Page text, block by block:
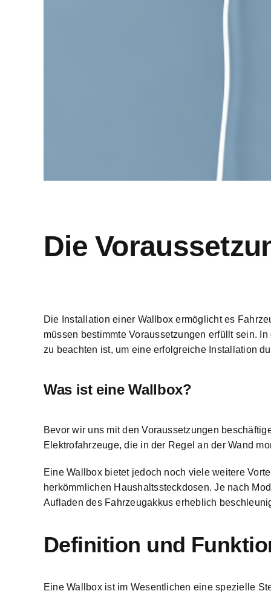
Die
Die Installation einer Wallbox ermöglicht es
müssen bestimmte Voraussetzungen erfüllt sein.
zu beachten ist, um eine erfolgreiche Installation
Was ist eine Wallbox?
Bevor wir uns mit den Voraussetzungen
Elektrofahrzeuge, die in der Regel an der Wand
Eine Wallbox bietet jedoch noch viele weitere
herkömmlichen Haushaltssteckdosen. Je nach
Aufladen des Fahrzeugakkus erheblich
Definition und
Eine Wallbox ist im Wesentlichen eine spezielle